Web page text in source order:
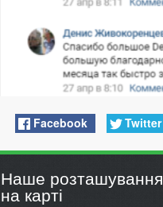
Facebook Twitter
Наше розташування
на карті